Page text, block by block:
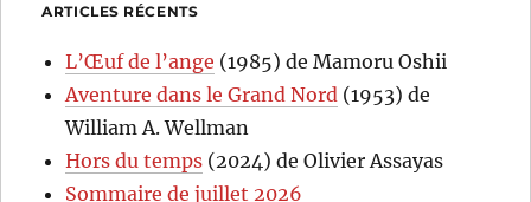
ARTICLES RÉCENTS
L’Œuf de l’ange (1985) de Mamoru Oshii
Aventure dans le Grand Nord (1953) de
William A. Wellman
Hors du temps (2024) de Olivier Assayas
Sommaire de juillet 2026